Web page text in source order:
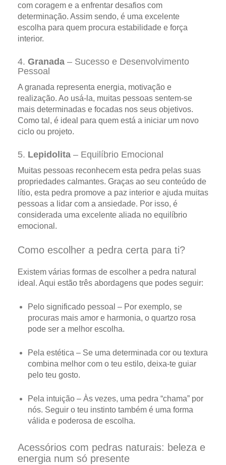
com coragem e a enfrentar desafios com
determinação. Assim sendo, é uma excelente
escolha para quem procura estabilidade e força
interior.
4. Granada – Sucesso e Desenvolvimento
Pessoal
A granada representa energia, motivação e
realização. Ao usá-la, muitas pessoas sentem-se
mais determinadas e focadas nos seus objetivos.
Como tal, é ideal para quem está a iniciar um novo
ciclo ou projeto.
5. Lepidolita – Equilíbrio Emocional
Muitas pessoas reconhecem esta pedra pelas suas
propriedades calmantes. Graças ao seu conteúdo de
lítio, esta pedra promove a paz interior e ajuda muitas
pessoas a lidar com a ansiedade. Por isso, é
considerada uma excelente aliada no equilíbrio
emocional.
Como escolher a pedra certa para ti?
Existem várias formas de escolher a pedra natural
ideal. Aqui estão três abordagens que podes seguir:
Pelo significado pessoal – Por exemplo, se
procuras mais amor e harmonia, o quartzo rosa
pode ser a melhor escolha.
Pela estética – Se uma determinada cor ou textura
combina melhor com o teu estilo, deixa-te guiar
pelo teu gosto.
Pela intuição – Às vezes, uma pedra “chama” por
nós. Seguir o teu instinto também é uma forma
válida e poderosa de escolha.
Acessórios com pedras naturais: beleza e
energia num só presente